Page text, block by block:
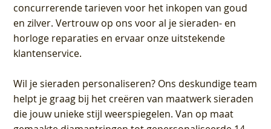
concurrerende tarieven voor het inkopen van goud
en zilver. Vertrouw op ons voor al je sieraden- en
horloge reparaties en ervaar onze uitstekende
klantenservice.
Wil je sieraden personaliseren? Ons deskundige team
helpt je graag bij het creëren van maatwerk sieraden
die jouw unieke stijl weerspiegelen. Van op maat